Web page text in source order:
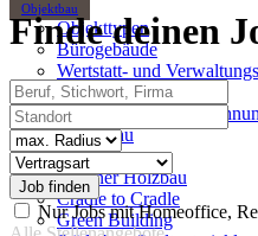
Objektbau
Objekttypen
Bürogebäude
Wertstatt- und
Holzhochhäuser
Mehrgeschossiger
Hallenbau
Themen
Urbaner Holzbau
Cradle to Cradle
Green Building
Finde deinen
Beruf, Stichwort, Firma
Standort
Radius
Vertragsart
Nur Jobs mit Homeoffice,